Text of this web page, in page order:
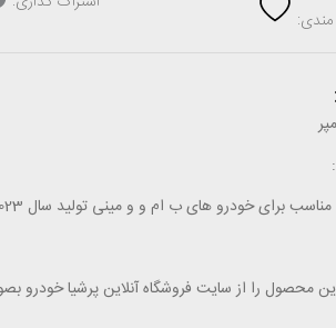
مندی:
مناسب برای خودرو های ب ام و و مینی تولید سال 2023
محصول را از سایت فروشگاه آنلاین پرشیا خودرو